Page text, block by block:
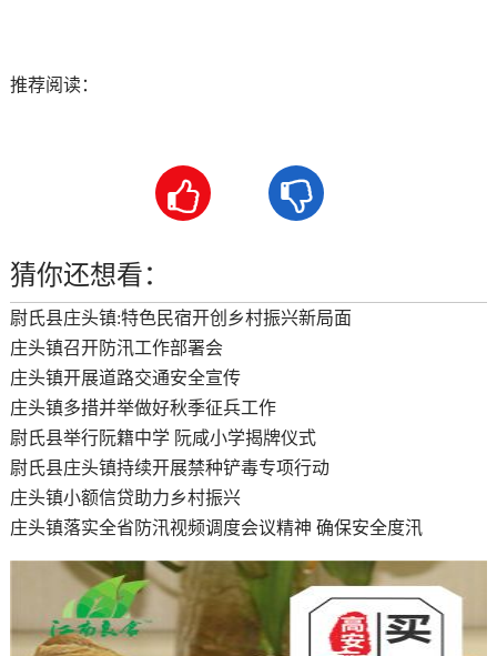
推荐阅读：
 
猜你还想看：
尉氏县庄头镇:特色民宿开创乡村振兴新局面
庄头镇召开防汛工作部署会
庄头镇开展道路交通安全宣传
庄头镇多措并举做好秋季征兵工作
尉氏县举行阮籍中学 阮咸小学揭牌仪式
尉氏县庄头镇持续开展禁种铲毒专项行动
庄头镇小额信贷助力乡村振兴
庄头镇落实全省防汛视频调度会议精神 确保安全度汛